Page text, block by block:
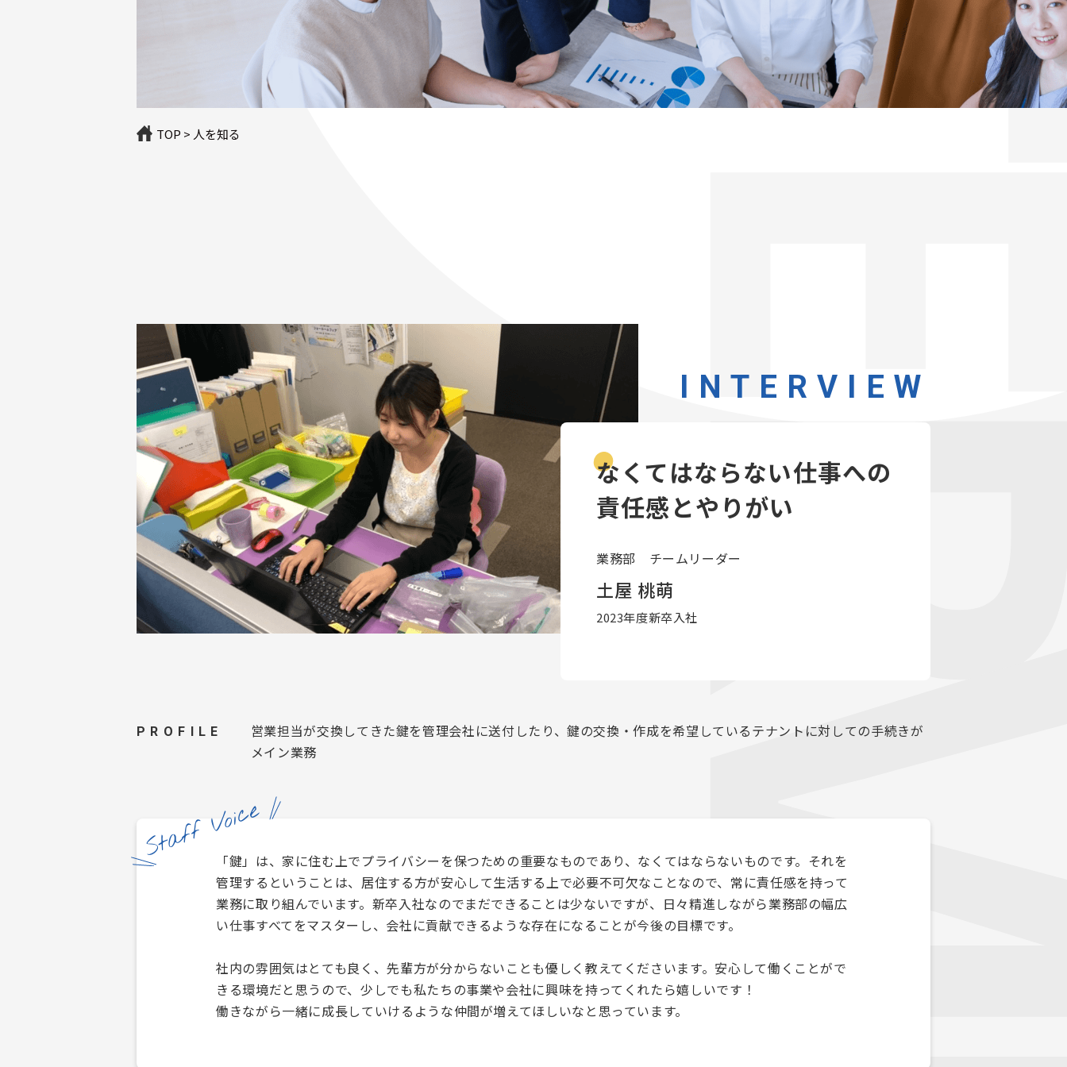
TOP > 人を知る
なくてはならない仕事への
責任感とやりがい
業務部 チームリーダー
土屋 桃萌
2023年度新卒入社
INTERVIEW
PROFILE
営業担当が交換してきた鍵を管理会社に送付したり、鍵の交換・作成を希望しているテナントに対しての手続きが
メイン業務
Staff Voice「鍵」は、家に住む上でプライバシーを保つための重要なものであり、なくてはならないものです。それを
管理するということは、居住する方が安心して生活する上で必要不可欠なことなので、常に責任感を持って
業務に取り組んでいます。新卒入社なのでまだできることは少ないですが、日々精進しながら業務部の幅広
い仕事すべてをマスターし、会社に貢献できるような存在になることが今後の目標です。
社内の雰囲気はとても良く、先輩方が分からないことも優しく教えてくださいます。安心して働くことがで
きる環境だと思うので、少しでも私たちの事業や会社に興味を持ってくれたら嬉しいです！
働きながら一緒に成長していけるような仲間が増えてほしいなと思っています。